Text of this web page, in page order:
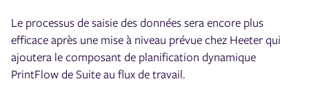
Le processus de saisie des données sera encore plus
efficace après une mise à niveau prévue chez Heeter qui
ajoutera le composant de planification dynamique
PrintFlow de Suite au flux de travail.